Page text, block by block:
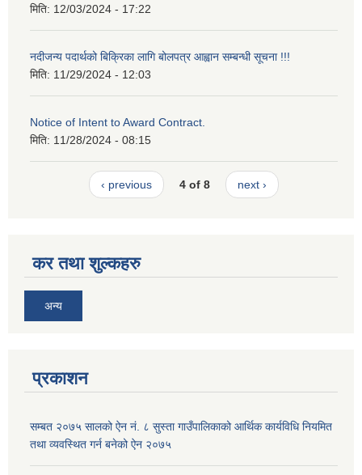
मिति: 12/03/2024 - 17:22
नदीजन्य पदार्थको बिक्रिका लागि बोलपत्र आह्वान सम्बन्धी सूचना !!!
मिति: 11/29/2024 - 12:03
Notice of Intent to Award Contract.
मिति: 11/28/2024 - 08:15
‹ previous 4 of 8 next ›
कर तथा शुल्कहरु
अन्य
प्रकाशन
सम्बत २०७५ सालको ऐन नं. ८ सुस्ता गाउँपालिकाको आर्थिक कार्यविधि नियमित
तथा व्यवस्थित गर्न बनेको ऐन २०७५